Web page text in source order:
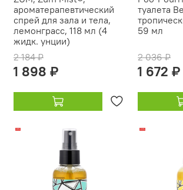
ароматерапевтический
спрей для зала и тела,
лемонграсс, 118 мл (4
жидк. унции)
2 184 ₽
1 898 ₽
туалета
59 мл
2 036 ₽
1 672 ₽
-18% -22%